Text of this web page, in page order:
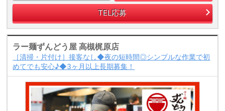
TEL応募
ラー麺ずんどう屋 高槻梶原店
［清掃・片付け］接客なし◆夜の短時間◎シンプルな作業で初
めてでも安心♪◆3ヶ月以上長期募集！